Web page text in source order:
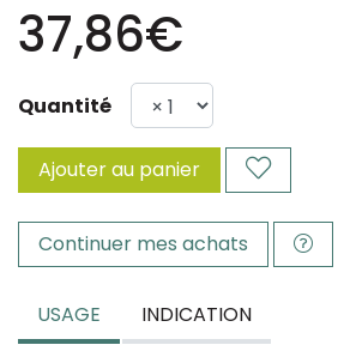
37,86€
Quantité
Ajouter au panier
Continuer mes achats
USAGE
INDICATION